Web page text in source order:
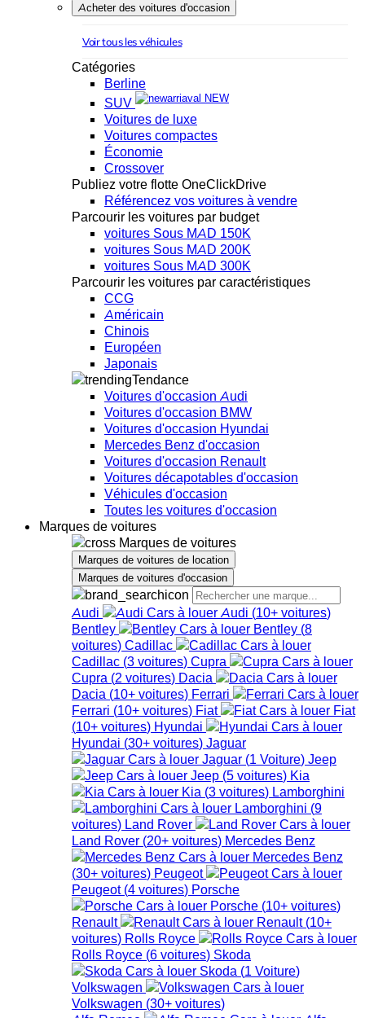
Acheter des voitures d'occasion
Voir tous les véhicules
Catégories
Berline
SUV
NEW
Voitures de luxe
Voitures compactes
Économie
Crossover
Publiez votre flotte OneClickDrive
Référencez vos voitures à vendre
Parcourir les voitures par budget
voitures Sous MAD 150K
voitures Sous MAD 200K
voitures Sous MAD 300K
Parcourir les voitures par caractéristiques
CCG
Américain
Chinois
Européen
Japonais
Tendance
Voitures d'occasion Audi
Voitures d'occasion BMW
Voitures d'occasion Hyundai
Mercedes Benz d'occasion
Voitures d'occasion Renault
Voitures décapotables d'occasion
Véhicules d'occasion
Toutes les voitures d'occasion
Marques de voitures
Marques de voitures
Marques de voitures de location
Marques de voitures d'occasion
Audi Audi (10+ voitures)
Bentley
Bentley (8
voitures) Cadillac
Cadillac (3 voitures) Cupra
Cupra (2 voitures) Dacia
Dacia (10+ voitures) Ferrari
Ferrari (10+ voitures) Fiat
Fiat
(10+ voitures) Hyundai
Hyundai (30+ voitures) Jaguar
Jaguar (1 Voiture) Jeep
Jeep (5 voitures) Kia
Kia (3 voitures) Lamborghini
Lamborghini (9
voitures) Land Rover
Land Rover (20+ voitures) Mercedes Benz
Mercedes Benz
(30+ voitures) Peugeot
Peugeot (4 voitures) Porsche
Porsche (10+ voitures)
Renault
Renault (10+
voitures) Rolls Royce
Rolls Royce (6 voitures) Skoda
Skoda (1 Voiture)
Volkswagen
Volkswagen (30+ voitures)